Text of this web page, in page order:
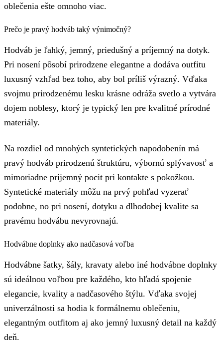
oblečenia ešte omnoho viac.
Prečo je pravý hodváb taký výnimočný?
Hodváb je ľahký, jemný, priedušný a príjemný na dotyk.
Pri nosení pôsobí prirodzene elegantne a dodáva outfitu
luxusný vzhľad bez toho, aby bol príliš výrazný. Vďaka
svojmu prirodzenému lesku krásne odráža svetlo a vytvára
dojem noblesy, ktorý je typický len pre kvalitné prírodné
materiály.
Na rozdiel od mnohých syntetických napodobenín má
pravý hodváb prirodzenú štruktúru, výbornú splývavosť a
mimoriadne príjemný pocit pri kontakte s pokožkou.
Syntetické materiály môžu na prvý pohľad vyzerať
podobne, no pri nosení, dotyku a dlhodobej kvalite sa
pravému hodvábu nevyrovnajú.
Hodvábne doplnky ako nadčasová voľba
Hodvábne šatky, šály, kravaty alebo iné hodvábne doplnky
sú ideálnou voľbou pre každého, kto hľadá spojenie
elegancie, kvality a nadčasového štýlu. Vďaka svojej
univerzálnosti sa hodia k formálnemu oblečeniu,
elegantným outfitom aj ako jemný luxusný detail na každý
deň.